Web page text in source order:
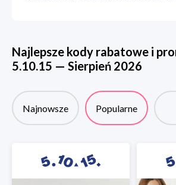
Najlepsze kody rabatowe i
5.10.15 — Sierpień 2026
Najnowsze Popularne